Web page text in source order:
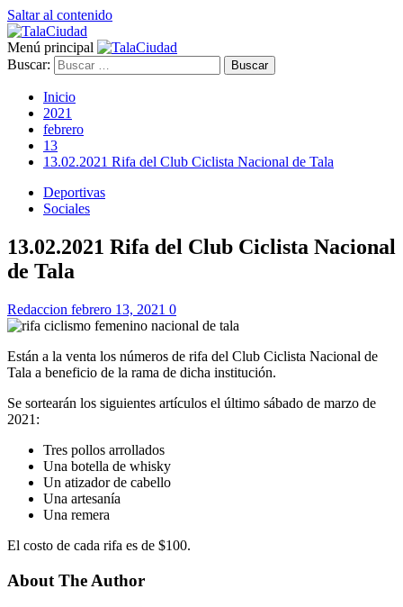
Saltar al contenido
Menú principal
Buscar:
Inicio
2021
febrero
13
13.02.2021 Rifa del Club Ciclista Nacional de Tala
Deportivas
Sociales
13.02.2021 Rifa del Club Ciclista Nacional
de Tala
Redaccion febrero 13, 2021 0
Están a la venta los números de rifa del Club Ciclista Nacional de
Tala a beneficio de la rama de dicha institución.
Se sortearán los siguientes artículos el último sábado de marzo de
2021:
Tres pollos arrollados
Una botella de whisky
Un atizador de cabello
Una artesanía
Una remera
El costo de cada rifa es de $100.
About The Author